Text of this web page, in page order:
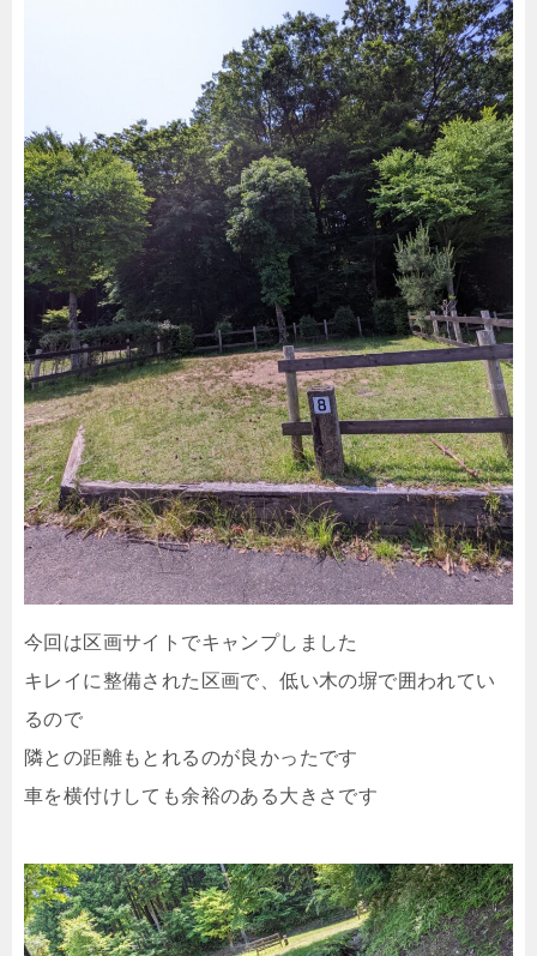
今回は区画サイトでキャンプしました
キレイに整備された区画で、低い木の塀で囲われてい
るので
隣との距離もとれるのが良かったです
車を横付けしても余裕のある大きさです